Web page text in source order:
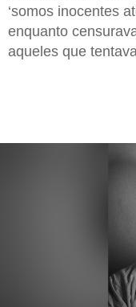
‘somos inocentes
enquanto
aqueles que